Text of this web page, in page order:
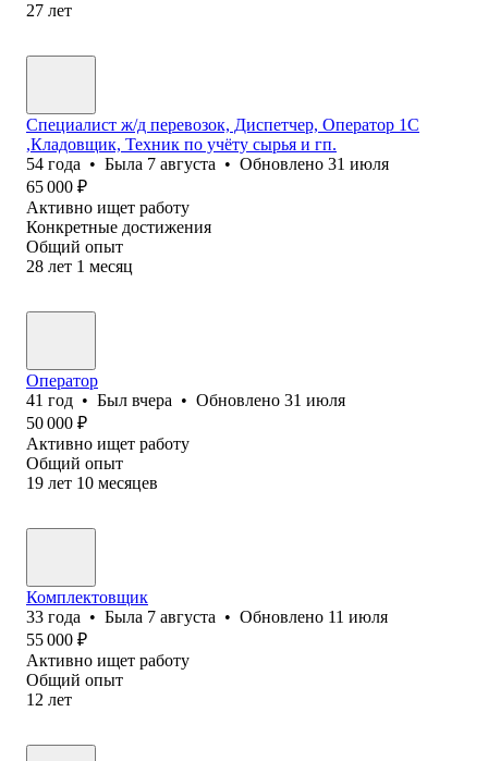
27 лет
Специалист ж/д перевозок, Диспетчер, Оператор 1С
,Кладовщик, Техник по учёту сырья и гп.
54 года • Была 7 августа • Обновлено 31 июля
65 000 ₽
Активно ищет работу
Конкретные достижения
Общий опыт
28 лет 1 месяц
Оператор
41 год • Был вчера • Обновлено 31 июля
50 000 ₽
Активно ищет работу
Общий опыт
19 лет 10 месяцев
Комплектовщик
33 года • Была 7 августа • Обновлено 11 июля
55 000 ₽
Активно ищет работу
Общий опыт
12 лет